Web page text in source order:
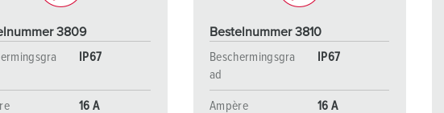
3809
IP67
16 A
Bestelnummer 3810
Beschermingsgra
ad
IP67
Ampère 16 A